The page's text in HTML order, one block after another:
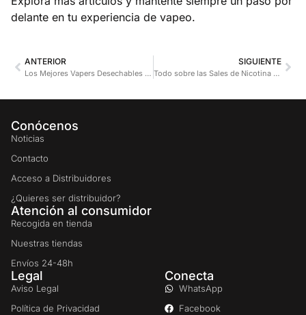
delante en tu experiencia de vapeo.
ANTERIOR
Los Mejores Vapers Desechables de 2025: Guía Completa
SIGUIENTE
Todo sobre las Sales de Nicotina 20mg: Beneficios y Precauciones
Conócenos
Noticias
Contacto
Acceso a Distribuidores
¿Quieres ser distribuidor?
Atención al consumidor
Recogida en tienda
Nuestras tiendas
Envíos 24-48h
Legal
Aviso Legal
Política de Privacidad
Conecta
WhatsApp
Facebook